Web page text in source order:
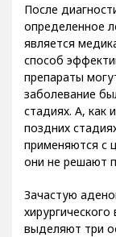
После
определенное
является
способ
препараты
заболевание
стадиях. А, как
поздних
применяются с
они не решают
Зачастую
выделяют три